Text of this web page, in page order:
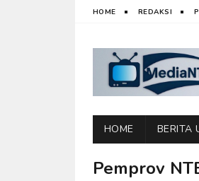
HOME REDAKSI
HOME BERITA
Pemprov